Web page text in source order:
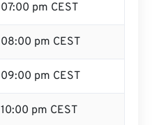
07:00 pm CEST
08:00 pm CEST
09:00 pm CEST
10:00 pm CEST